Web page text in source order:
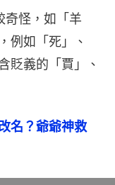
奇怪，如「羊
例如「死」、
貶義的「賈」、
名？爺爺神救